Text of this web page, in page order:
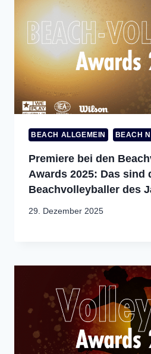
BEACH ALLGEMEIN BEACH
Premiere bei den
Awards 2025: Das sind
Beachvolleyballer des
29. Dezember 2025